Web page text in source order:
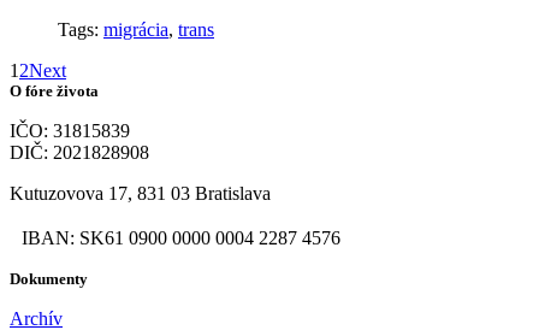
Tags: migrácia, trans
1 2Next
O fóre života
IČO: 31815839
DIČ: 2021828908
Kutuzovova 17, 831 03 Bratislava
IBAN: SK61 0900 0000 0004 2287 4576
Dokumenty
Archív